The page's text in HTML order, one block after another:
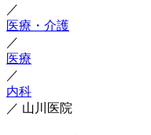
／
医療・介護
／
医療
／
内科
／ 山川医院